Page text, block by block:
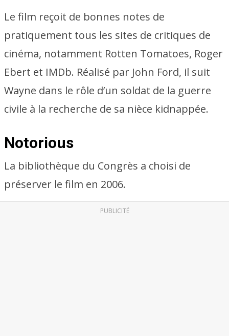
Le film reçoit de bonnes notes de
pratiquement tous les sites de critiques de
cinéma, notamment Rotten Tomatoes, Roger
Ebert et IMDb. Réalisé par John Ford, il suit
Wayne dans le rôle d’un soldat de la guerre
civile à la recherche de sa nièce kidnappée.
Notorious
La bibliothèque du Congrès a choisi de
préserver le film en 2006.
PUBLICITÉ